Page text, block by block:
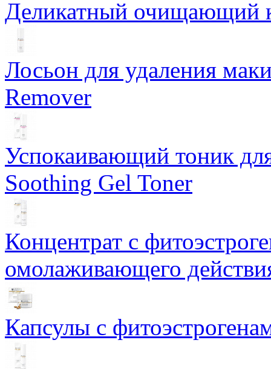
Деликатный очищающий
Лосьон для удаления
Remover
Успокаивающий тоник
Soothing Gel Toner
Концентрат с
омолаживающего
Капсулы с